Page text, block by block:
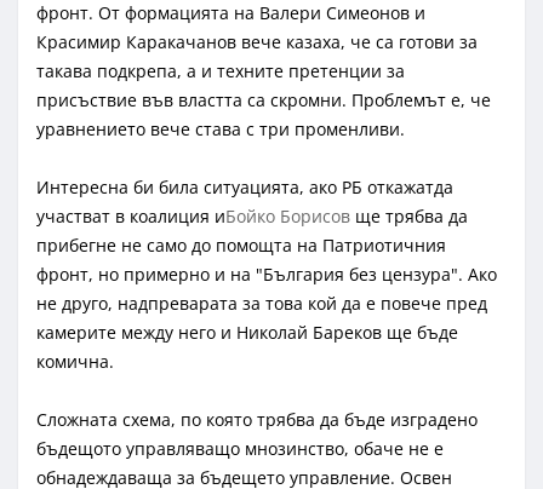
фронт. От формацията на Валери Симеонов и
Красимир Каракачанов вече казаха, че са готови за
такава подкрепа, а и техните претенции за
присъствие във властта са скромни. Проблемът е, че
уравнението вече става с три променливи.
Интересна би била ситуацията, ако РБ откажатда
участват в коалиция иБойко Борисов ще трябва да
прибегне не само до помощта на Патриотичния
фронт, но примерно и на "България без цензура". Ако
не друго, надпреварата за това кой да е повече пред
камерите между него и Николай Бареков ще бъде
комична.
Сложната схема, по която трябва да бъде изградено
бъдещото управляващо мнозинство, обаче не е
обнадеждаваща за бъдещето управление. Освен